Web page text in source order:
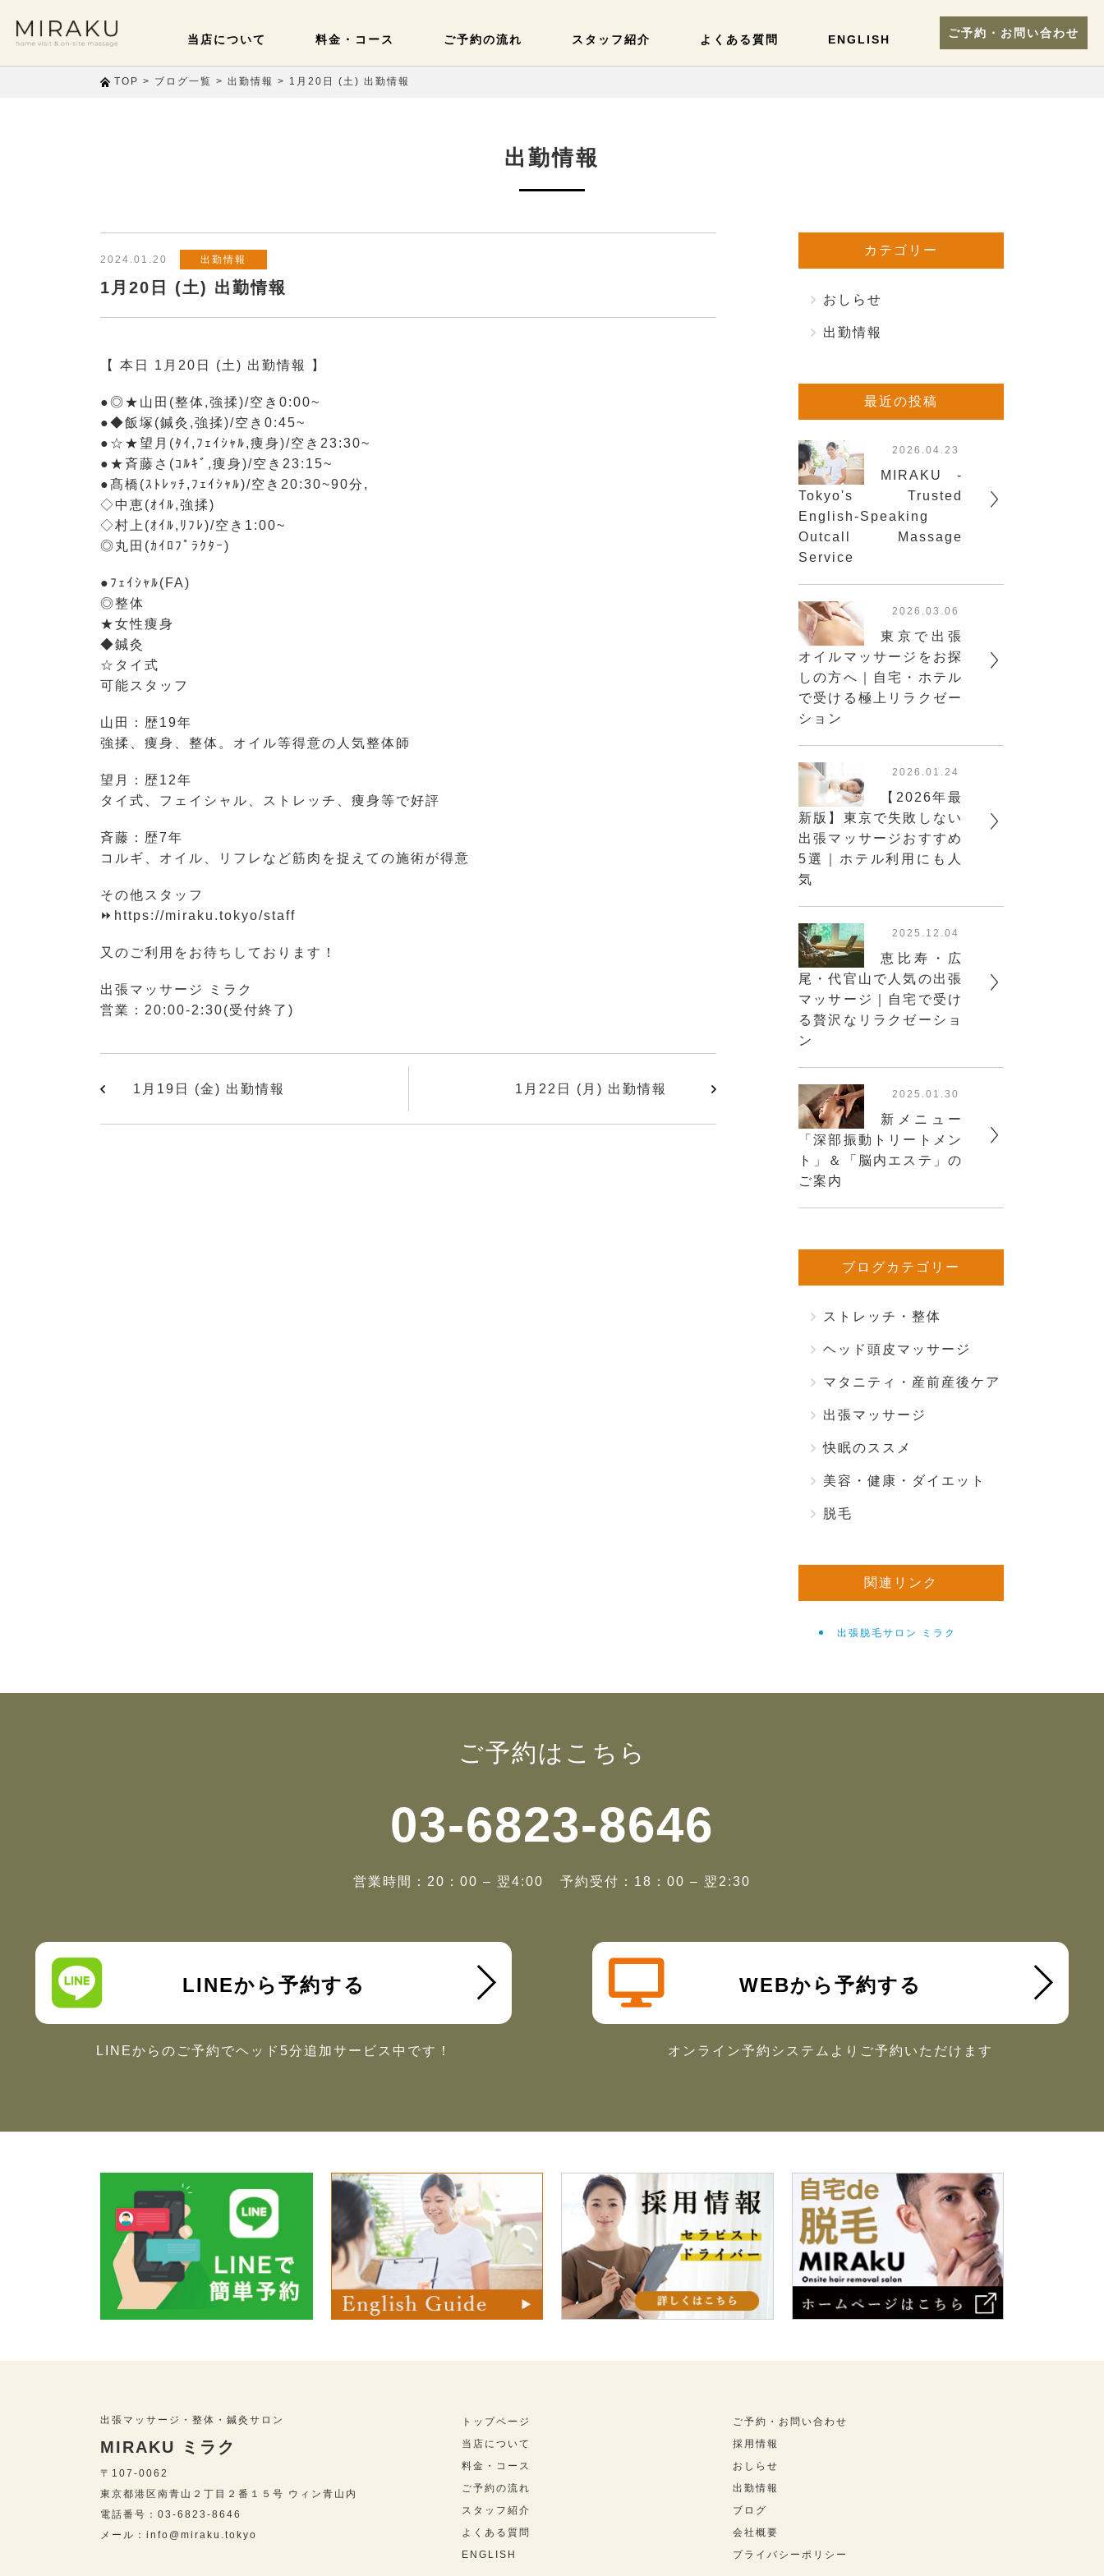
当店について 料金・コース ご予約の流れ スタッフ紹介 よくある質問 ENGLISH ご予約・お問い合わせ
TOP > ブログ一覧 > 出勤情報 > 1月20日 (土) 出勤情報
出勤情報
2024.01.20 出勤情報
1月20日 (土) 出勤情報
【 本日 1月20日 (土) 出勤情報 】
●◎★山田(整体,強揉)/空き0:00~
●◆飯塚(鍼灸,強揉)/空き0:45~
●☆★望月(ﾀｲ,ﾌｪｲｼｬﾙ,痩身)/空き23:30~
●★斉藤さ(ｺﾙｷﾞ,痩身)/空き23:15~
●髙橋(ｽﾄﾚｯﾁ,ﾌｪｲｼｬﾙ)/空き20:30~90分,
◇中恵(ｵｲﾙ,強揉)
◇村上(ｵｲﾙ,ﾘﾌﾚ)/空き1:00~
◎丸田(ｶｲﾛﾌﾟﾗｸﾀｰ)
●ﾌｪｲｼｬﾙ(FA)
◎整体
★女性痩身
◆鍼灸
☆タイ式
可能スタッフ
山田：歴19年
強揉、痩身、整体。オイル等得意の人気整体師
望月：歴12年
タイ式、フェイシャル、ストレッチ、痩身等で好評
斉藤：歴7年
コルギ、オイル、リフレなど筋肉を捉えての施術が得意
その他スタッフ
⏩https://miraku.tokyo/staff
又のご利用をお待ちしております！
出張マッサージ ミラク
営業：20:00-2:30(受付終了)
1月19日 (金) 出勤情報 1月22日 (月) 出勤情報
カテゴリー
おしらせ
出勤情報
最近の投稿
2026.04.23
MIRAKU -
Tokyo's Trusted
English-Speaking
Outcall Massage
Service
2026.03.06
東京で出張
オイルマッサージをお探
しの方へ｜自宅・ホテル
で受ける極上リラクゼー
ション
2026.01.24
【2026年最
新版】東京で失敗しない
出張マッサージおすすめ
5選｜ホテル利用にも人
気
2025.12.04
恵比寿・広
尾・代官山で人気の出張
マッサージ｜自宅で受け
る贅沢なリラクゼーショ
ン
2025.01.30
新メニュー
「深部振動トリートメン
ト」＆「脳内エステ」の
ご案内
ブログカテゴリー
ストレッチ・整体
ヘッド頭皮マッサージ
マタニティ・産前産後ケア
出張マッサージ
快眠のススメ
美容・健康・ダイエット
脱毛
関連リンク
出張脱毛サロン ミラク
ご予約はこちら
03-6823-8646
営業時間：20：00 – 翌4:00 予約受付：18：00 – 翌2:30
LINEから予約する
LINEからのご予約でヘッド5分追加サービス中です！
WEBから予約する
オンライン予約システムより ご予約いただけます
出張マッサージ・整体・鍼灸サロン
MIRAKU ミラク
〒107-0062
東京都港区南青山２丁目２番１５号 ウィン青山内
電話番号：03-6823-8646
メール：info@miraku.tokyo
トップページ
当店について
料金・コース
ご予約の流れ
スタッフ紹介
よくある質問
ENGLISH
ご予約・お問い合わせ
採用情報
おしらせ
出勤情報
ブログ
会社概要
プライバシーポリシー